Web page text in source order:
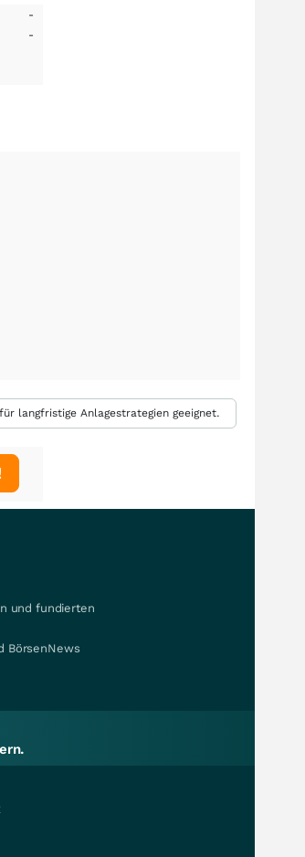
-
-
langfristige Anlagestrategien geeignet.
und fundierten
BörsenNews